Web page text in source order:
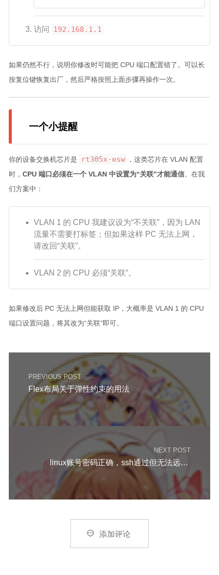
访问 192.168.1.1
如果仍然不行，说明你修改时可能把 CPU 端口配置错了。可以长
按复位键恢复出厂，然后严格按照上面步骤再操作一次。
一个小提醒
你的设备交换机芯片是 rt305x-esw
，这类芯片在 VLAN 配置
时， CPU 端口必须在一个 VLAN 中设置为“关联”才能通信。在我
们方案中：
VLAN 1 的 CPU 我建议设为“不关联”，因为 LAN
流量不需要打标签；但如果这样 PC 无法上网，
请改回“关联”。
VLAN 2 的 CPU 必须“关联”。
如果修改后 PC 无法上网但能获取 IP，大概率是 VLAN 1 的 CPU
端口设置问题，将其改为“关联”即可。
PREVIOUS POST
Flex布局关于弹性约束的用法
NEXT POST
linux账号密码正确，ssh通过但无法远程问题解决
 添加评论